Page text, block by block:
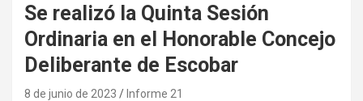
Se realizó la Quinta Sesión
Ordinaria en el Honorable Concejo
Deliberante de Escobar
8 de junio de 2023 Informe 21